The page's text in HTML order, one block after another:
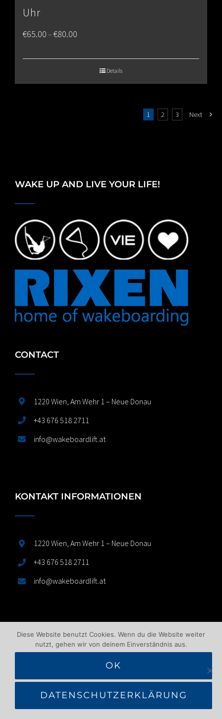
Uhr
€65.00–€80.00
Details
1 2 3 Next
WAKE UP AND LIVE YOUR LIFE!
CONTACT
1220 Wien, Am Wehr 1 – Neue Donau
+43 676 518 2711
info@wakeboardlift.at
KONTAKT INFORMATIONEN
1220 Wien, Am Wehr 1 – Neue Donau
+43 676 518 2711
info@wakeboardlift.at
FRIENDS
Antriebstechnik by Barth
Diese Website benutzt Cookies. Wenn du die Website weiter
nutzt, gehen wir von deinem Einverständnis aus.
OK
DATENSCHUTZERKLÄRUNG